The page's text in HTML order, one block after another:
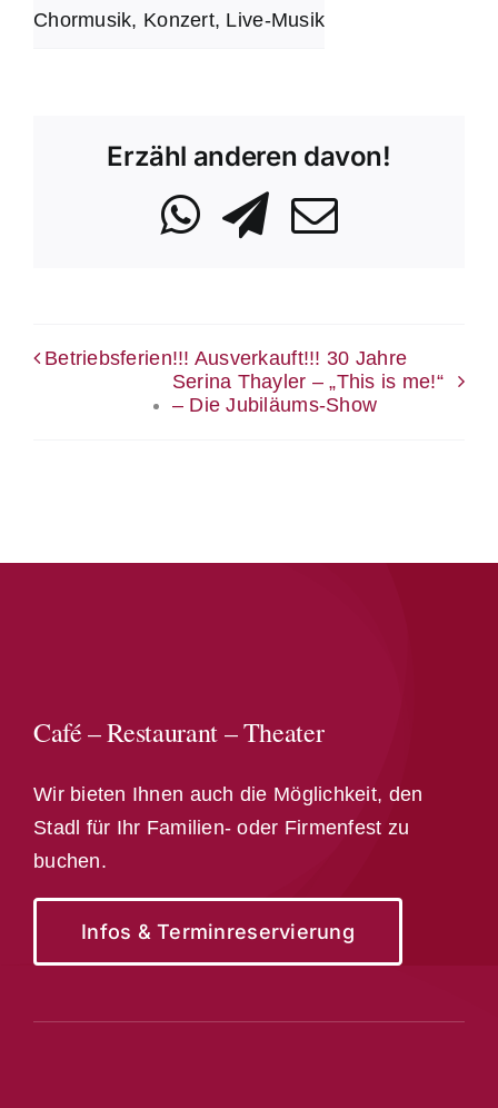
Chormusik, Konzert, Live-Musik
Erzähl anderen davon!
WhatsApp
Telegram
Email
Betriebsferien!!! Ausverkauft!!! 30 Jahre
Serina Thayler – „This is me!“
– Die Jubiläums-Show
Café – Restaurant – Theater
Wir bieten Ihnen auch die Möglichkeit, den
Stadl für Ihr Familien- oder Firmenfest zu
buchen.
Infos & Terminreservierung